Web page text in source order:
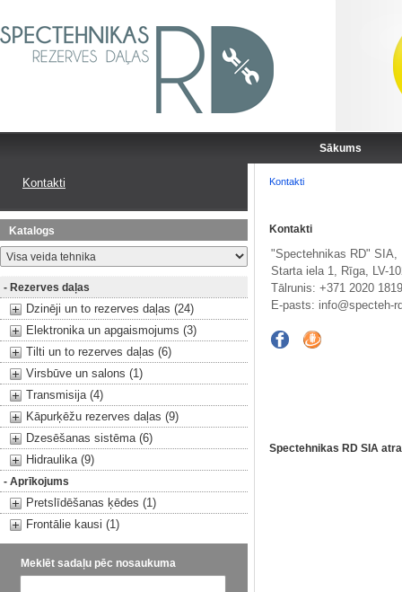
Sākums
Kontakti
Katalogs
- Rezerves daļas
Dzinēji un to rezerves daļas (24)
Elektronika un apgaismojums (3)
Tilti un to rezerves daļas (6)
Virsbūve un salons (1)
Transmisija (4)
Kāpurķēžu rezerves daļas (9)
Dzesēšanas sistēma (6)
Hidraulika (9)
- Aprīkojums
Pretslīdēšanas ķēdes (1)
Frontālie kausi (1)
Meklēt sadaļu pēc nosaukuma
Kontakti
Kontakti
"Spectehnikas RD" SIA,
Starta iela 1, Rīga, LV-
Tālrunis: +371 2020 1819
E-pasts: info@specteh-
Spectehnikas RD SIA